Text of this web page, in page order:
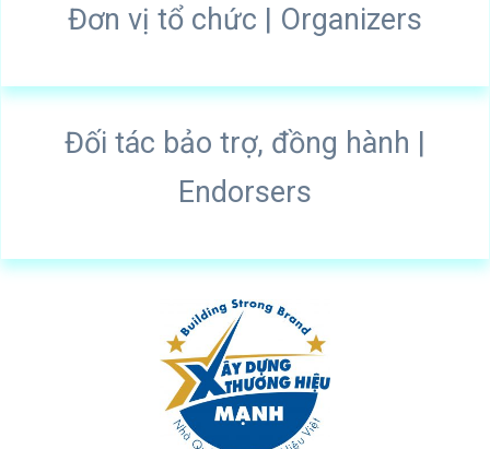
Đơn vị tổ chức | Organizers
Đối tác bảo trợ, đồng hành |
Endorsers